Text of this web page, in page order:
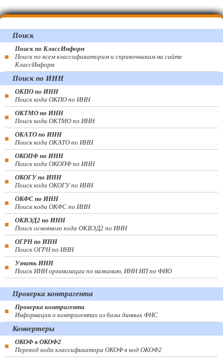
Поиск
Поиск по КлассИнформ
Поиск по всем классификаторам и справочникам на сайте
КлассИнформ
Поиск по ИНН
ОКПО по ИНН
Поиск кода ОКПО по ИНН
ОКТМО по ИНН
Поиск кода ОКТМО по ИНН
ОКАТО по ИНН
Поиск кода ОКАТО по ИНН
ОКОПФ по ИНН
Поиск кода ОКОПФ по ИНН
ОКОГУ по ИНН
Поиск кода ОКОГУ по ИНН
ОКФС по ИНН
Поиск кода ОКФС по ИНН
ОКВЭД2 по ИНН
Поиск основного кода ОКВЭД2 по ИНН
ОГРН по ИНН
Поиск ОГРН по ИНН
Узнать ИНН
Поиск ИНН организации по названию, ИНН ИП по ФИО
Проверка контрагента
Проверка контрагента
Информация о контрагентах из базы данных ФНС
Конвертеры
ОКОФ в ОКОФ2
Перевод кода классификатора ОКОФ в код ОКОФ2